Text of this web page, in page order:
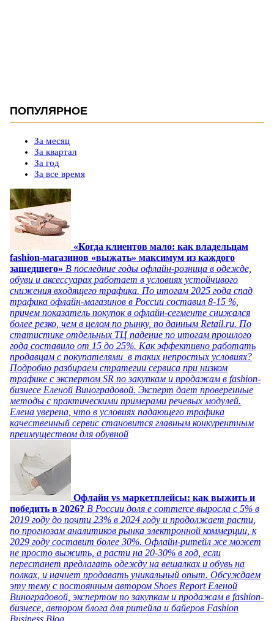
ПОПУЛЯРНОЕ
За месяц
За квартал
За год
За все время
«Когда клиентов мало: как владельцам
fashion-магазинов «выжать» максимум из каждого
зашедшего» В последние годы офлайн-розница в одежде,
обуви и аксессуарах работает в условиях устойчивого
снижения входящего трафика. По итогам 2025 года спад
трафика офлайн-магазинов в России составил 8-15 %,
причем показатель покупок в офлайн-сегменте снижался
более резко, чем в целом по рынку, по данным Retail.ru. По
статистике отдельных ТЦ падение по итогам прошлого
года составило от 15 до 25%. Как эффективно работать
продавцам с покупателями в таких непростых условиях?
Подробно разбираем стратегии сервиса при низком
трафике с экспертом SR по закупкам и продажам в fashion-
бизнесе Еленой Виноградовой. Эксперт дает проверенные
методы с практическими примерами речевых модулей.
Елена уверена, что в условиях падающего трафика
качественный сервис становится главным конкурентным
преимуществом для обувной
Офлайн vs маркетплейсы: как выжить и
победить в 2026? В России доля e commerce выросла с 5% в
2019 году до почти 23% в 2024 году и продолжает расти,
по прогнозам аналитиков рынка электронной коммерции, к
2029 году составит более 30%. Офлайн-ритейл же может
не просто выжить, а расти на 20-30% в год, если
перестанет предлагать одежду на вешалках и обувь на
полках, и начнет продавать уникальный опыт. Обсуждаем
эту тему с постоянным автором Shoes Report Еленой
Виноградовой, экспертом по закупкам и продажам в fashion-
бизнесе, автором блога для ритейла и байеров Fashion
Business Blog.